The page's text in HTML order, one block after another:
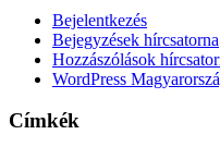
Bejelentkezés
Bejegyzések hírcsatorna
Hozzászólások
WordPress
Címkék